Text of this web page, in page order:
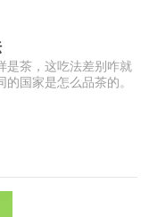
是茶，这吃法差别咋就
国家是怎么品茶的。